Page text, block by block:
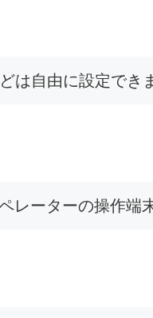
は自由に設定でき
ーターの操作端